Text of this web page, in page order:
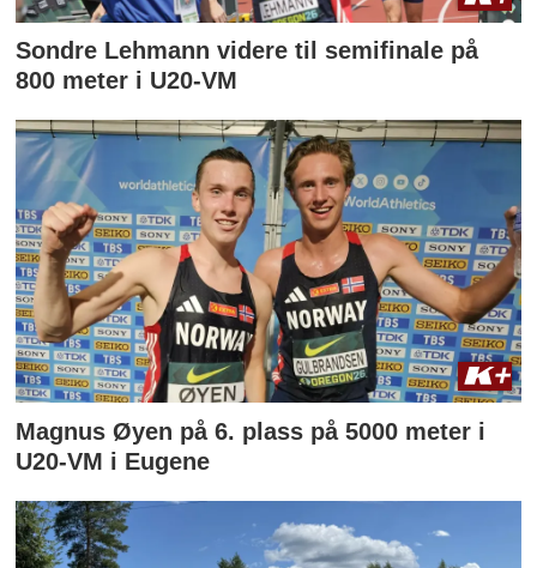
Sondre Lehmann videre til semifinale på
800 meter i U20-VM
Magnus Øyen på 6. plass på 5000 meter i
U20-VM i Eugene